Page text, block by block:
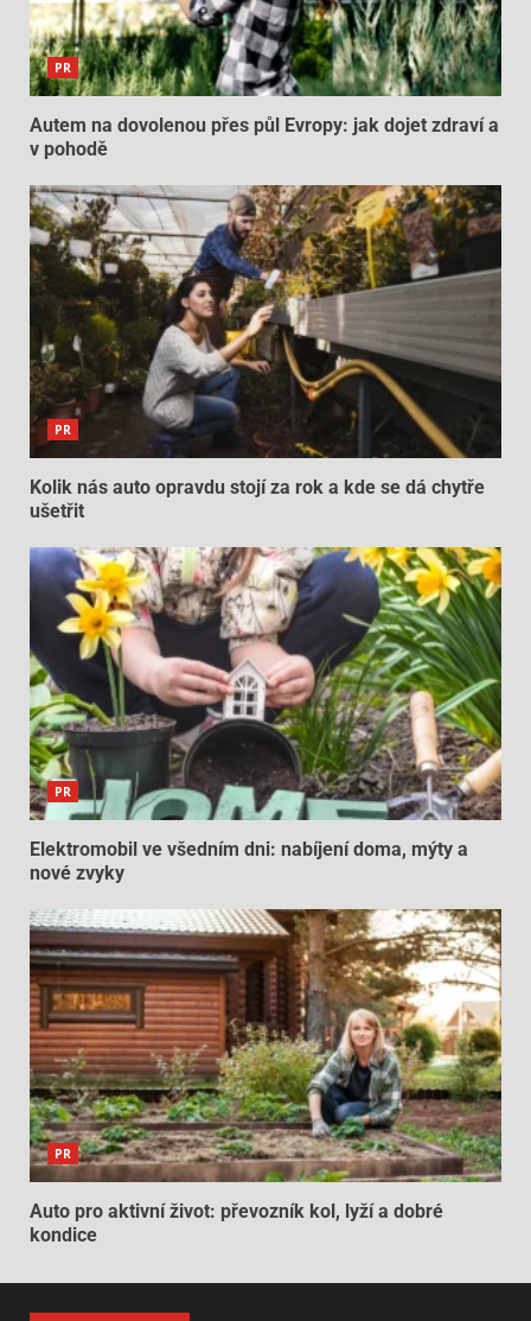
PR
Autem na dovolenou přes půl Evropy: jak dojet zdraví a
v pohodě
PR
Kolik nás auto opravdu stojí za rok a kde se dá chytře
ušetřit
PR
Elektromobil ve všedním dni: nabíjení doma, mýty a
nové zvyky
PR
Auto pro aktivní život: převozník kol, lyží a dobré
kondice